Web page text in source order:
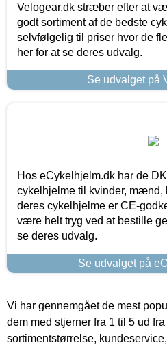
Velogear.dk stræber efter at
godt sortiment af de bedste
selvfølgelig til priser hvor de
her for at se deres udvalg.
Se udvalget på
Hos eCykelhjelm.dk har de
cykelhjelme til kvinder, mænd,
deres cykelhjelme er CE-
være helt tryg ved at bestille
se deres udvalg.
Se udvalget på
Vi har gennemgået de mest
dem med stjerner fra 1 til 5 ud
sortimentstørrelse,